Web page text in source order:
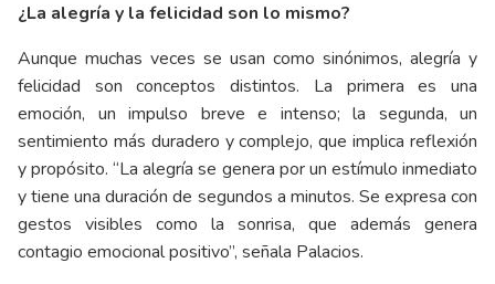
¿La alegría y la felicidad son lo mismo?
Aunque muchas veces se usan como sinónimos, alegría y
felicidad son conceptos distintos. La primera es una
emoción, un impulso breve e intenso; la segunda, un
sentimiento más duradero y complejo, que implica reflexión
y propósito. “La alegría se genera por un estímulo inmediato
y tiene una duración de segundos a minutos. Se expresa con
gestos visibles como la sonrisa, que además genera
contagio emocional positivo”, señala Palacios.